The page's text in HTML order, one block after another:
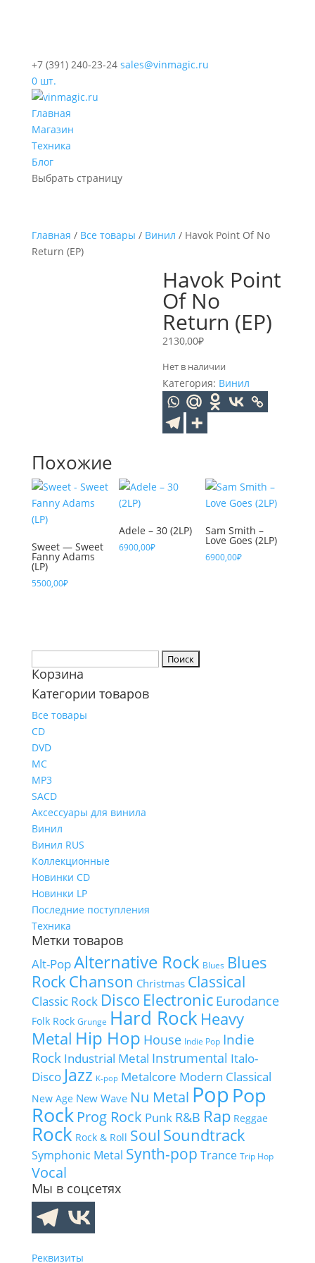
+7 (391) 240-23-24 sales@vinmagic.ru
0 шт.
Главная
Магазин
Техника
Блог
Выбрать страницу
Главная / Все товары / Винил / Havok Point Of No
Return (EP)
Havok Point
Of No
Return (EP)
2130,00₽
Нет в наличии
Категория: Винил
Похожие
Sweet — Sweet
Fanny Adams
(LP)
5500,00₽
Adele – 30 (2LP)
6900,00₽
Sam Smith –
Love Goes (2LP)
6900,00₽
Корзина
Категории товаров
Все товары
CD
DVD
MC
MP3
SACD
Аксессуары для винила
Винил
Винил RUS
Коллекционные
Новинки CD
Новинки LP
Последние поступления
Техника
Метки товаров
Alt-PopAlternative Rock Blues Blues
Rock Chanson Christmas Classical
Classic Rock Disco Electronic Eurodance
Folk Rock Grunge Hard Rock Heavy
Metal Hip Hop House Indie Pop Indie
Rock Industrial Metal Instrumental Italo-
Disco Jazz K-pop Metalcore Modern Classical
New Age New Wave Nu Metal PopPop
Rock Prog Rock Punk R&B Rap Reggae
Rock Rock & Roll Soul Soundtrack
Symphonic Metal Synth-pop Trance Trip Hop
Vocal
Мы в соцсетях
Реквизиты